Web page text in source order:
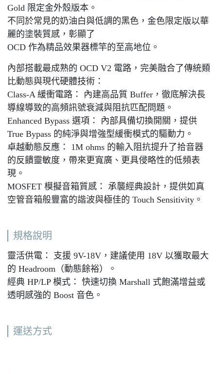
Gold 限定金外殼版本。
不同於常見的奶油白與低調的黑色，金色限定版以華
麗的塗裝質感，彰顯了
OCD 作為精品效果器標竿的至高地位。
內部搭載最成熟的 OCD V2 電路，完美融合了傳統類
比動態與現代硬體技術：
Class-A 緩衝電路： 內建高品質 Buffer，徹底解決長
導線導致的高頻訊號衰減與阻抗匹配問題。
Enhanced Bypass 選項： 內部具備切換開關，提供
True Bypass 的純淨與增強型緩衝模式的驅動力。
卓越動態反應： 1M ohms 的輸入阻抗提升了拾音器
的反饋靈敏度，帶來更寬廣、更具侵略性的低頻表
現。
MOSFET 模擬音箱質感： 承襲經典設計，提供如真
空管音箱般豐富的諧波與極佳的 Touch Sensitivity。
規格說明
靈活供電： 支援 9V-18V，建議使用 18V 以獲取最大
的 Headroom（動態餘裕）。
經典 HP/LP 模式： 快速切換 Marshall 式飽滿增益或
透明感強的 Boost 音色。
運送方式